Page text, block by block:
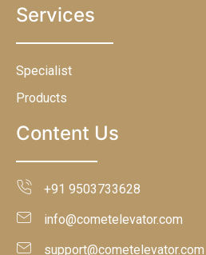
Services
Specialist
Products
Content Us
+91 9503733628
info@cometelevator.com
support@cometelevator.com